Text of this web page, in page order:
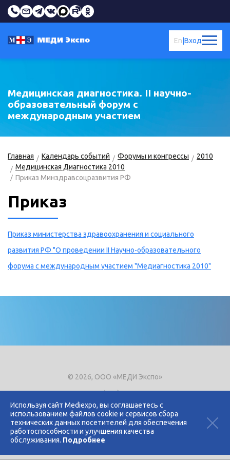
Используя сайт Mediexpo, вы соглашаетесь с
использованием файлов cookie и сервисов сбора
технических данных посетителей для обеспечения
работоспособности и улучшения качества
обслуживания. Подробнее
Вход
En
Медицинская диагностика. II научно-
образовательный форум с
международным участием
Главная Календарь событий Форумы и конгрессы
2010
Медицинская Диагностика 2010
Приказ Минздравсоцразвития РФ
Приказ
Приказ министерства здравоохранения и социального
развития РФ "О проведении II Научно-образовательного
форума с международным участием "Медиагностика 2010"
© 2026, ООО «МЕДИ Экспо»
Тел.+7 (495) 721-8866
E-mail:expo@mediexpo.ru
Контакты
Политика использования cookies
Политика конфиденциальности